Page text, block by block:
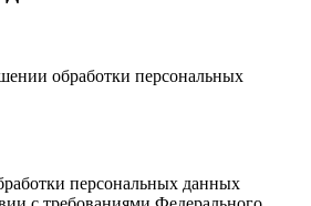
обработки персональных
персональных данных